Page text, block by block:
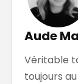
Aude
Véritable
toujours